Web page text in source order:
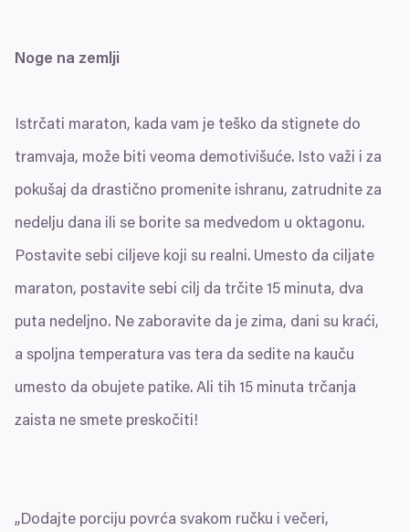
Noge na zemlji
Istrčati maraton, kada vam je teško da stignete do
tramvaja, može biti veoma demotivišuće. Isto važi i za
pokušaj da drastično promenite ishranu, zatrudnite za
nedelju dana ili se borite sa medvedom u oktagonu.
Postavite sebi ciljeve koji su realni. Umesto da ciljate
maraton, postavite sebi cilj da trčite 15 minuta, dva
puta nedeljno. Ne zaboravite da je zima, dani su kraći,
a spoljna temperatura vas tera da sedite na kauču
umesto da obujete patike. Ali tih 15 minuta trčanja
zaista ne smete preskočiti!
„Dodajte porciju povrća svakom ručku i večeri,